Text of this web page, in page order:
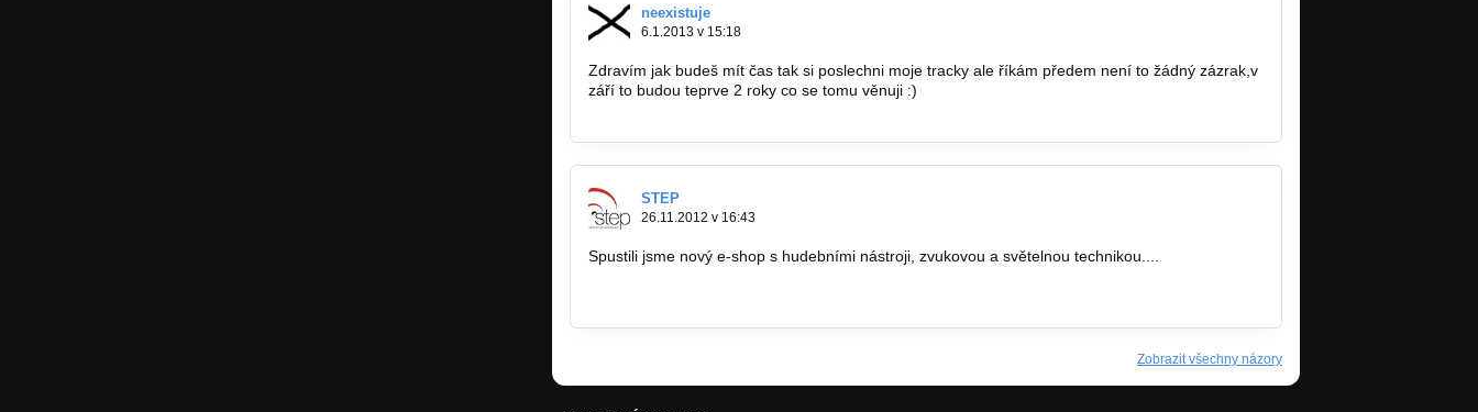
neexistuje
6.1.2013 v 15:18
Zdravím jak budeš mít čas tak si poslechni moje tracky ale říkám předem není to žádný zázrak,v
září to budou teprve 2 roky co se tomu věnuji :)
STEP
26.11.2012 v 16:43
Spustili jsme nový e-shop s hudebními nástroji, zvukovou a světelnou technikou....
Zobrazit všechny názory